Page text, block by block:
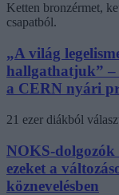
Ketten bronzérmet,
csapatból.
„A világ
hallgathatjuk” –
a CERN nyári
21 ezer diákból
NOKS-dolgozók
ezeket a
köznevelésben